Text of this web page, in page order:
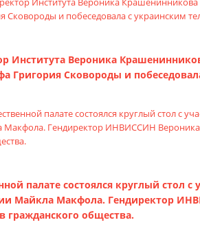
Института Вероника
Григория Сковороды и
палате состоялся круглый
Майкла Макфола. Гендиректор
гражданского общества.